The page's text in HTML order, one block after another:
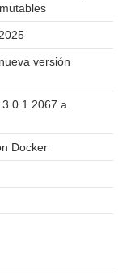
versión
a
Docker